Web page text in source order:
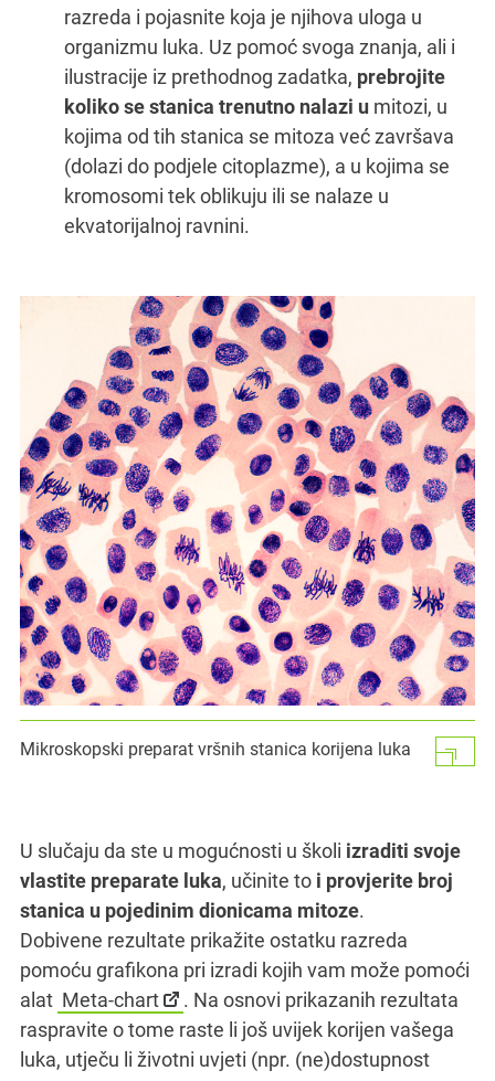
PROVJERITE
POKUŠAJTE PONOVO
razreda i pojasnite koja je njihova uloga u
organizmu luka. Uz pomoć svoga znanja, ali i
ilustracije iz prethodnog zadatka, prebrojite
koliko se stanica trenutno nalazi u mitozi, u
kojima od tih stanica se mitoza već završava
(dolazi do podjele citoplazme), a u kojima se
kromosomi tek oblikuju ili se nalaze u
ekvatorijalnoj ravnini.
Mikroskopski preparat vršnih stanica korijena luka
U slučaju da ste u mogućnosti u školi izraditi svoje
vlastite preparate luka, učinite to i provjerite broj
stanica u pojedinim dionicama mitoze.
Dobivene rezultate prikažite ostatku razreda
pomoću grafikona pri izradi kojih vam može pomoći
alat Meta-chart
. Na osnovi prikazanih rezultata
raspravite o tome raste li još uvijek korijen vašega
luka, utječu li životni uvjeti (npr. (ne)dostupnost